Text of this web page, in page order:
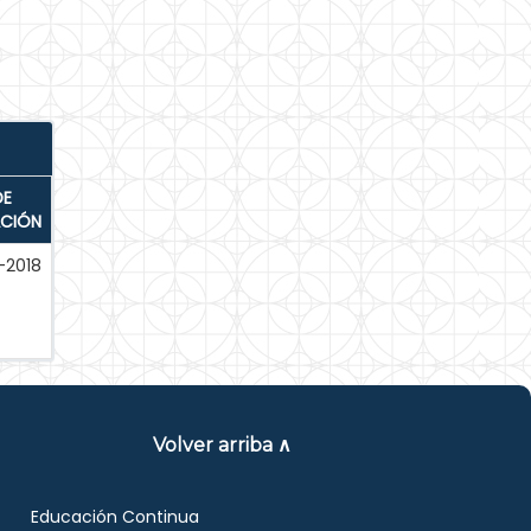
Volver arriba ∧
Educación Continua